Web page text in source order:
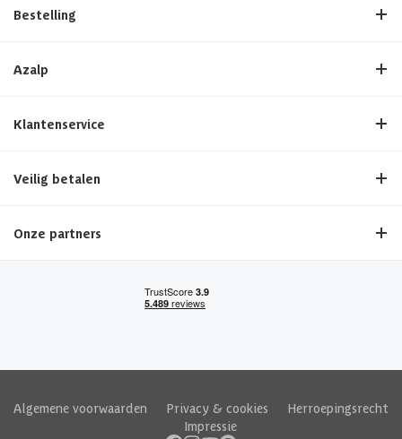
Bestelling
Azalp
Klantenservice
Veilig betalen
Onze partners
Algemene voorwaarden Privacy & cookies
Herroepingsrecht
Impressie